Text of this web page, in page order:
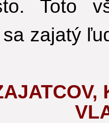
Toto
zajatý